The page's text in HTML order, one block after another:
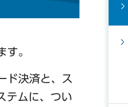
。
ド決済と、ス
テムに、つい